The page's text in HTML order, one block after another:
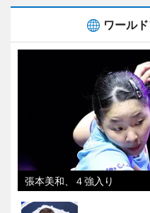
ワール
張本美和、４強入り